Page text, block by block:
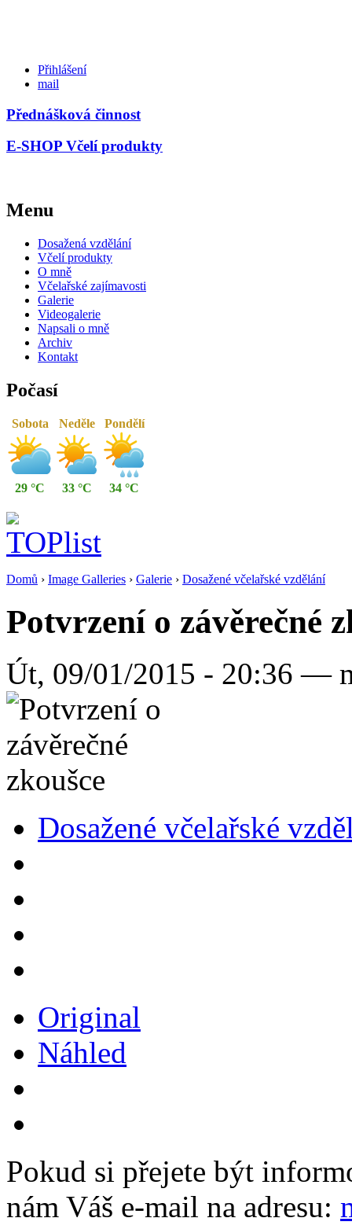
Přihlášení
mail
Přednášková činnost
E-SHOP Včelí produkty
Menu
Dosažená vzdělání
Včelí produkty
O mně
Včelařské zajímavosti
Galerie
Videogalerie
Napsali o mně
Archiv
Kontakt
Počasí
Sobota
29 °C
Neděle
33 °C
Pondělí
34 °C
Domů › Image Galleries › Galerie › Dosažené včelařské vzdělání
Potvrzení o závěrečné
Út, 09/01/2015 - 20:36 —
Dosažené včelařské
Original
Náhled
Pokud si přejete být
nám Váš e-mail na adresu: